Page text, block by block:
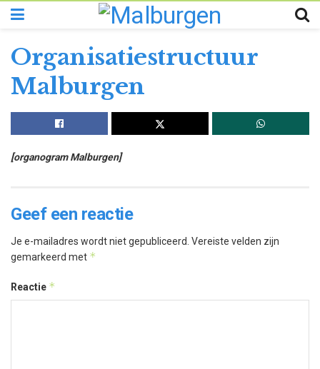
Organisatiestructuur
Malburgen
[organogram Malburgen]
Geef een reactie
Je e-mailadres wordt niet gepubliceerd. Vereiste velden zijn
gemarkeerd met *
Reactie *